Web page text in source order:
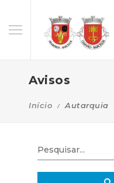
Avisos
Início Autarquia